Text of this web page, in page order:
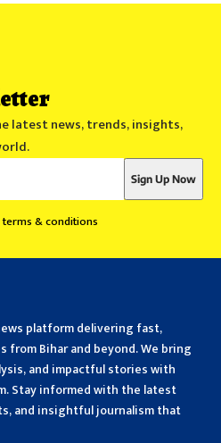
latest news, trends, insights,
& conditions
platform delivering fast,
from Bihar and beyond. We bring
and impactful stories with
Stay informed with the latest
and insightful journalism that